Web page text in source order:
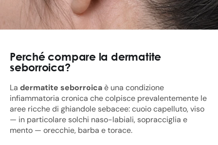
Perché compare la dermatite
seborroica?
La dermatite seborroicaè una condizione
infiammatoria cronica che colpisce prevalentemente le
aree ricche di ghiandole sebacee: cuoio capelluto, viso
— in particolare solchi naso-labiali, sopracciglia e
mento — orecchie, barba e torace.